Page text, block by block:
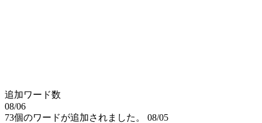
追加ワード数
08/06
73個のワードが追加されました。
08/05